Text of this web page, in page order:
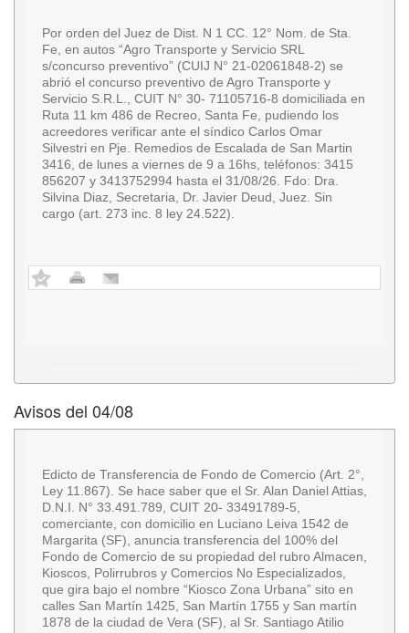
Por orden del Juez de Dist. N 1 CC. 12° Nom. de Sta.
Fe, en autos “Agro Transporte y Servicio SRL
s/concurso preventivo” (CUIJ N° 21-02061848-2) se
abrió el concurso preventivo de Agro Transporte y
Servicio S.R.L., CUIT N° 30- 71105716-8 domiciliada en
Ruta 11 km 486 de Recreo, Santa Fe, pudiendo los
acreedores verificar ante el síndico Carlos Omar
Silvestri en Pje. Remedios de Escalada de San Martin
3416, de lunes a viernes de 9 a 16hs, teléfonos: 3415
856207 y 3413752994 hasta el 31/08/26. Fdo: Dra.
Silvina Diaz, Secretaria, Dr. Javier Deud, Juez. Sin
cargo (art. 273 inc. 8 ley 24.522).
Avisos del 04/08
Edicto de Transferencia de Fondo de Comercio (Art. 2°,
Ley 11.867). Se hace saber que el Sr. Alan Daniel Attias,
D.N.I. N° 33.491.789, CUIT 20- 33491789-5,
comerciante, con domicilio en Luciano Leiva 1542 de
Margarita (SF), anuncia transferencia del 100% del
Fondo de Comercio de su propiedad del rubro Almacen,
Kioscos, Polirrubros y Comercios No Especializados,
que gira bajo el nombre “Kiosco Zona Urbana” sito en
calles San Martín 1425, San Martín 1755 y San martín
1878 de la ciudad de Vera (SF), al Sr. Santiago Atilio